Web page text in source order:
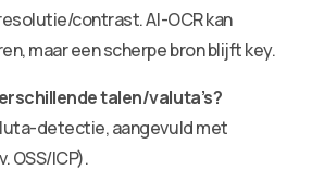
contrast. AI-OCR kan
maar een scherpe bron blijft key.
talen/valuta’s?
detectie, aangevuld met
OSS/ICP).